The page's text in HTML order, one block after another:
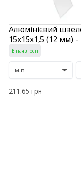
Алюмінієвий
15х15х1,5 (12 мм) -
В наявності
211.65 грн